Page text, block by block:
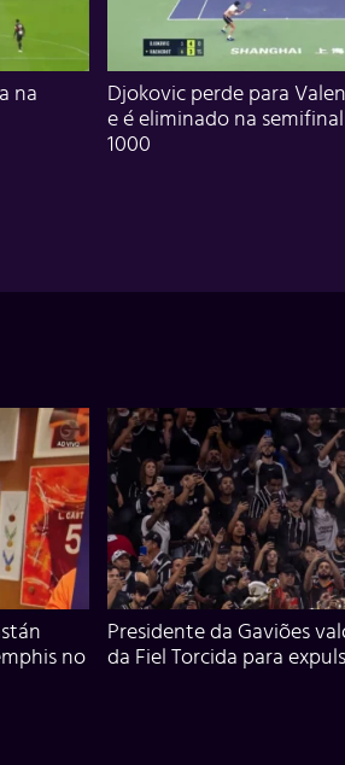
na
Djokovic perde para
e é eliminado na
1000
no
Presidente da Gaviões
da Fiel Torcida para